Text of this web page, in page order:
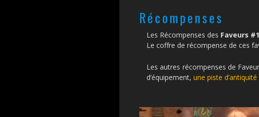
Récompenses
Les Récompenses des Faveurs
Le coffre de récompense de ces
Les autres récompenses de
d’équipement, une piste